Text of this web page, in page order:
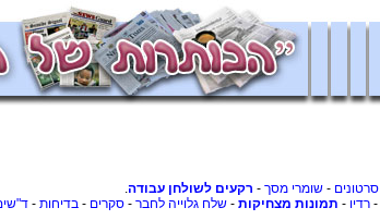
סרטונים - שומרי מסך - רקעים לשולחן עבודה.
- רדיו - תמונות מצחיקות - שלח גלוייה לחבר - סקרים - בדיחות -